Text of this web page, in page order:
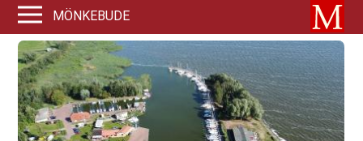
MÖNKEBUDE